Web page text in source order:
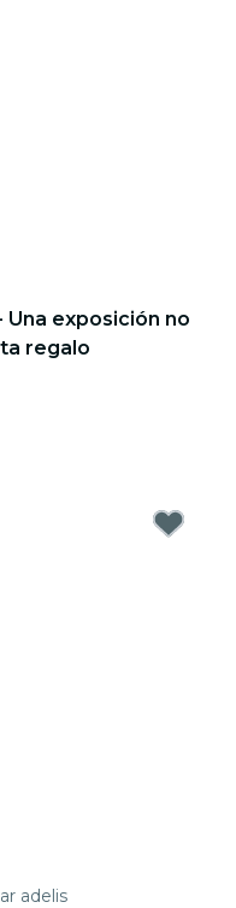
Una exposición no
regalo
adelis